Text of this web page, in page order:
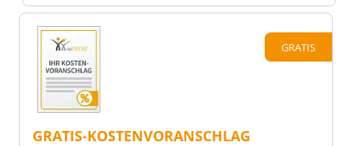
GRATIS
GRATIS-KOSTENVORANSCHLAG